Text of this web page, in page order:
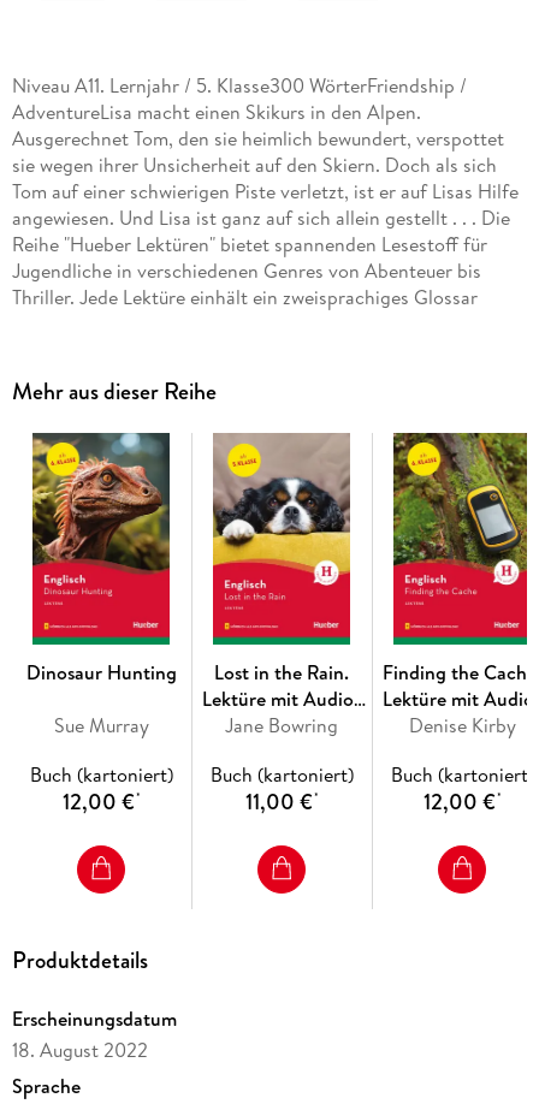
Niveau A11. Lernjahr / 5. Klasse300 WörterFriendship /
AdventureLisa macht einen Skikurs in den Alpen.
Ausgerechnet Tom, den sie heimlich bewundert, verspottet
sie wegen ihrer Unsicherheit auf den Skiern. Doch als sich
Tom auf einer schwierigen Piste verletzt, ist er auf Lisas Hilfe
angewiesen. Und Lisa ist ganz auf sich allein gestellt . . . Die
Reihe "Hueber Lektüren" bietet spannenden Lesestoff für
Jugendliche in verschiedenen Genres von Abenteuer bis
Thriller. Jede Lektüre einhält ein zweisprachiges Glossar
bietet die vollständig vertonte Geschichte sowie
Hörverstehensübungen, die sinnvoll in das Übungskonzept
integriert sind.
Mehr aus dieser Reihe
Dinosaur Hunting
Sue Murray
Buch (kartoniert)
12,00 €*
Lost in the Rain.
Lektüre mit Audios
online
Jane Bowring
Buch (kartoniert)
11,00 €*
Finding the
Lektüre mit
online
Denise Kirby
Buch (kartoniert)
12,00 €*
Produktdetails
Erscheinungsdatum
18. August 2022
Sprache